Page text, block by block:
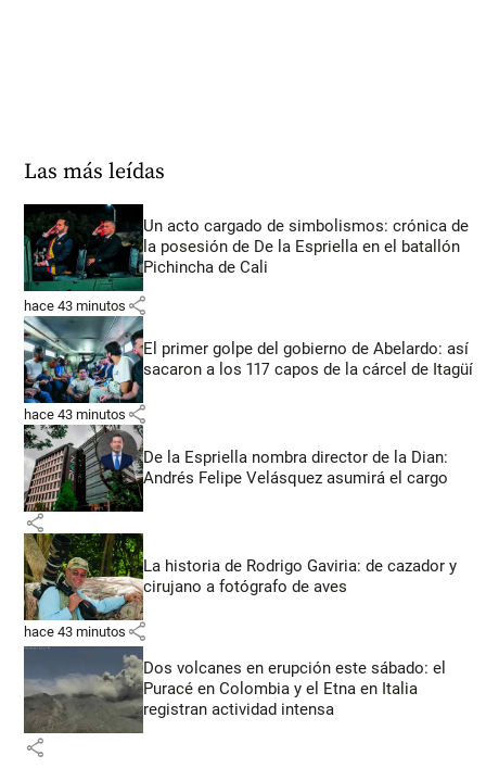
Las más leídas
Un acto cargado de simbolismos: crónica de
la posesión de De la Espriella en el batallón
Pichincha de Cali
hace 43 minutos share
El primer golpe del gobierno de Abelardo: así
sacaron a los 117 capos de la cárcel de Itagüí
hace 43 minutos share
De la Espriella nombra director de la Dian:
Andrés Felipe Velásquez asumirá el cargo
share
La historia de Rodrigo Gaviria: de cazador y
cirujano a fotógrafo de aves
hace 43 minutos share
Dos volcanes en erupción este sábado: el
Puracé en Colombia y el Etna en Italia
registran actividad intensa
share